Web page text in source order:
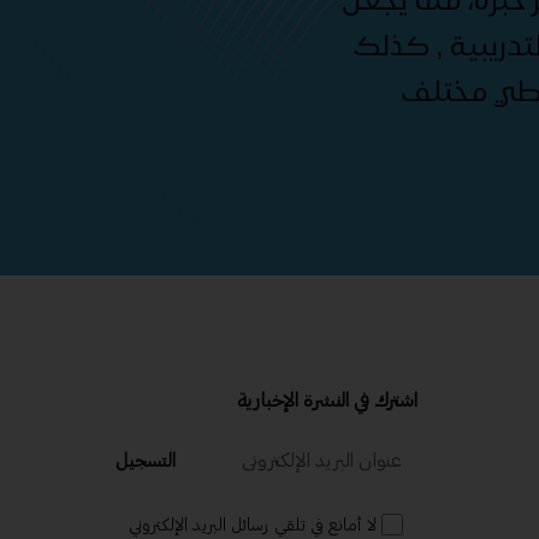
, كذلك
مختلف
اشترك في النشرة الإخبارية
التسجيل
لا أمانع في تلقي رسائل البريد الإلكتروني